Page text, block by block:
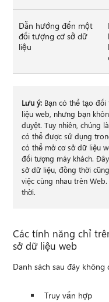
Dẫn hướng đến một
đối tượng cơ sở dữ
liệu
Lưu ý: Bạn có thể tạo
liệu web, nhưng bạn
duyệt. Tuy nhiên, chúng
có thể được sử dụng
có thể mở cơ sở dữ liệu
đối tượng máy khách.
sở dữ liệu, đồng thời
việc cùng nhau trên
thời.
Các tính năng chỉ
sở dữ liệu web
Danh sách sau đây không
Truy vấn hợp